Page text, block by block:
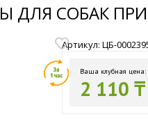
ДЛЯ
Артикул: ЦБ-
Ваша клубная цена:
2 110 ₸